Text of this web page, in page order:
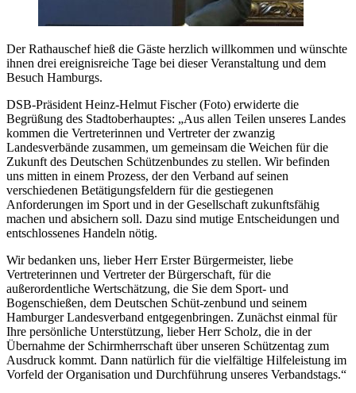
Der Rathauschef hieß die Gäste herzlich willkommen und wünschte
ihnen drei ereignisreiche Tage bei dieser Veranstaltung und dem
Besuch Hamburgs.
DSB-Präsident Heinz-Helmut Fischer (Foto) erwiderte die
Begrüßung des Stadtoberhauptes: „Aus allen Teilen unseres Landes
kommen die Vertreterinnen und Vertreter der zwanzig
Landesverbände zusammen, um gemeinsam die Weichen für die
Zukunft des Deutschen Schützenbundes zu stellen. Wir befinden
uns mitten in einem Prozess, der den Verband auf seinen
verschiedenen Betätigungsfeldern für die gestiegenen
Anforderungen im Sport und in der Gesellschaft zukunftsfähig
machen und absichern soll. Dazu sind mutige Entscheidungen und
entschlossenes Handeln nötig.
Wir bedanken uns, lieber Herr Erster Bürgermeister, liebe
Vertreterinnen und Vertreter der Bürgerschaft, für die
außerordentliche Wertschätzung, die Sie dem Sport- und
Bogenschießen, dem Deutschen Schüt-zenbund und seinem
Hamburger Landesverband entgegenbringen. Zunächst einmal für
Ihre persönliche Unterstützung, lieber Herr Scholz, die in der
Übernahme der Schirmherrschaft über unseren Schützentag zum
Ausdruck kommt. Dann natürlich für die vielfältige Hilfeleistung im
Vorfeld der Organisation und Durchführung unseres Verbandstags.“